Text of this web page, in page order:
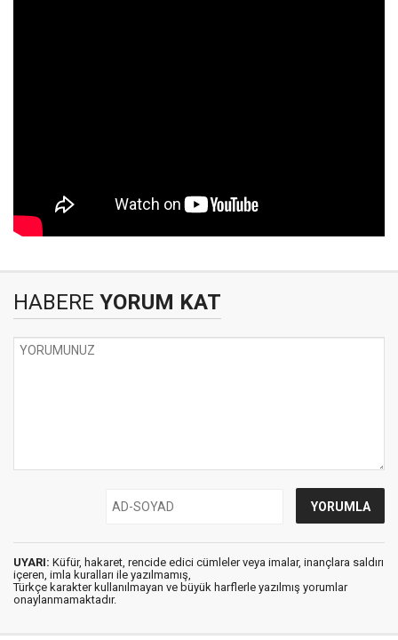
HABERE YORUM KAT
UYARI: Küfür, hakaret, rencide edici cümleler veya imalar, inançlara saldırı
içeren, imla kuralları ile yazılmamış,
Türkçe karakter kullanılmayan ve büyük harflerle yazılmış yorumlar
onaylanmamaktadır.